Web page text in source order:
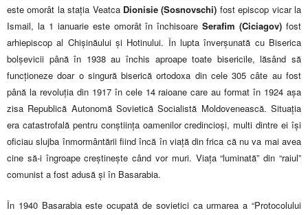
este omorât la stația Veatca Dionisie (Sosnovschi) fost episcop vicar la
Ismail, la 1 ianuarie este omorât în închisoareSerafim (Ciciagov) fost
arhiepiscop al Chișinăului și Hotinului. În lupta înverșunată cu Biserica
bolșevicii până în 1938 au închis aproape toate bisericile, lăsând să
funcționeze doar o singură biserică ortodoxa din cele 305 câte au fost
până la revoluția din 1917 în cele 14 raioane care au format în 1924 așa
zisa Republică Autonomă Sovietică Socialistă Moldovenească. Situația
era catastrofală pentru conștiința oamenilor credincioși, multi dintre ei își
oficiau slujba înmormântării fiind încă în viață din frica că nu va mai avea
cine să-i îngroape creștinește când vor muri. Viața “luminată” din “raiul”
comunist a fost adusă și în Basarabia.
În 1940 Basarabia este ocupată de sovietici ca urmarea a “Protocolului